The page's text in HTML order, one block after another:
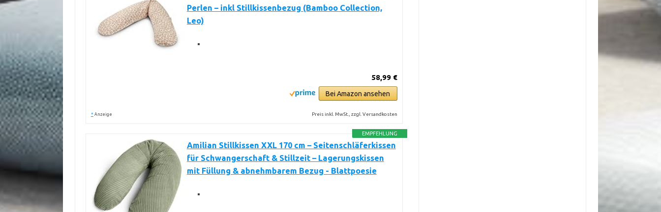
Perlen – inkl Stillkissenbezug (Bamboo Collection,
Leo)
58,99 €
Bei Amazon ansehen
* Anzeige Preis inkl. MwSt., zzgl. Versandkosten
EMPFEHLUNG
Amilian Stillkissen XXL 170 cm – Seitenschläferkissen
für Schwangerschaft & Stillzeit – Lagerungskissen
mit Füllung & abnehmbarem Bezug - Blattpoesie